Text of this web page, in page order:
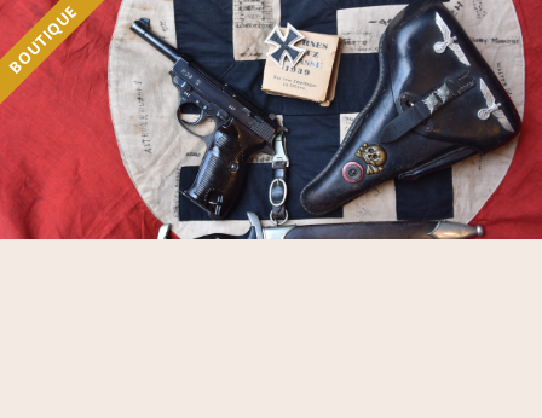
BOUTIQUE